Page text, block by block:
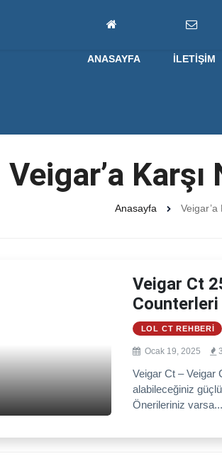
ANASAYFA İLETIŞIM
Veigar’a Karşı
Anasayfa Veigar’a
Veigar Ct
Counterleri
LOL CT REHBERI
Ocak 19, 2025
Veigar Ct – Veigar
alabileceğiniz
Önerileriniz varsa...